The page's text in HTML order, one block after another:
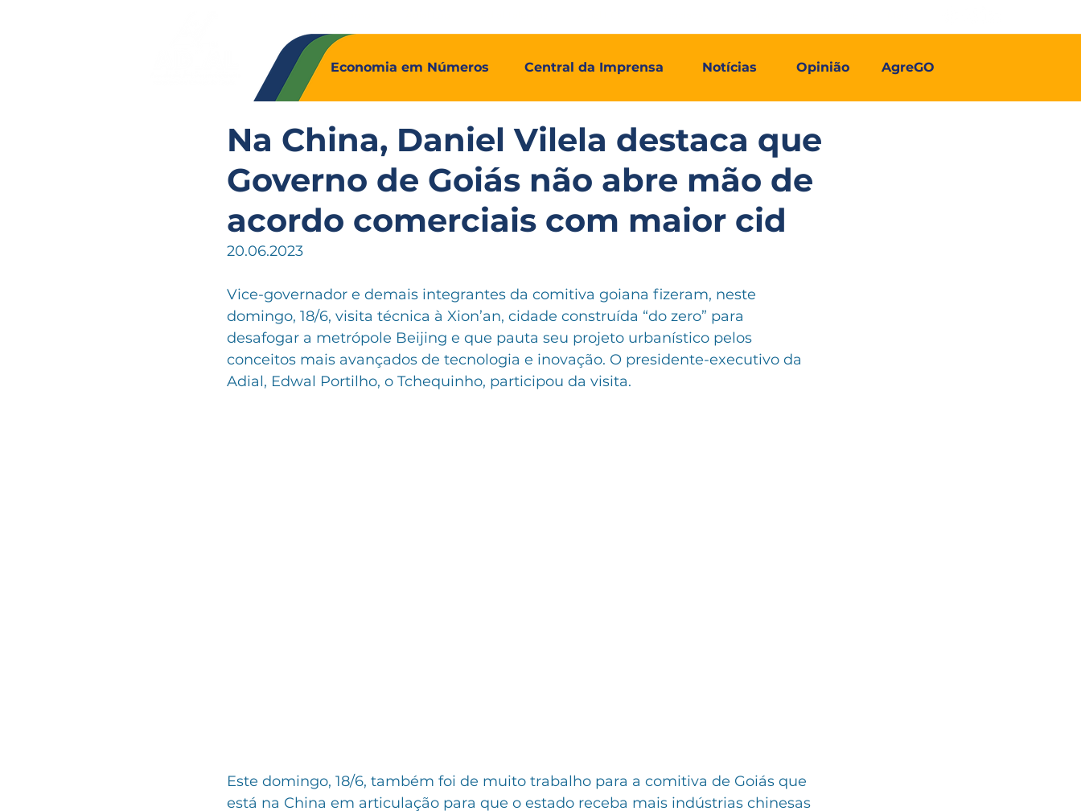
Central da Imprensa
Economia em Números Notícias AgreGO
Opinião
Na China, Daniel Vilela destaca que
Governo de Goiás não abre mão de
acordo comerciais com maior cid
20.06.2023
Vice-governador e demais integrantes da comitiva goiana fizeram, neste
domingo, 18/6, visita técnica à Xion’an, cidade construída “do zero” para
desafogar a metrópole Beijing e que pauta seu projeto urbanístico pelos
conceitos mais avançados de tecnologia e inovação. O presidente-executivo da
Adial, Edwal Portilho, o Tchequinho, participou da visita.
Este domingo, 18/6, também foi de muito trabalho para a comitiva de Goiás que
está na China em articulação para que o estado receba mais indústrias chinesas